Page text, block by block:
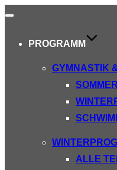
Navigation
PROGRAMM
GYMNASTIK
ALLE